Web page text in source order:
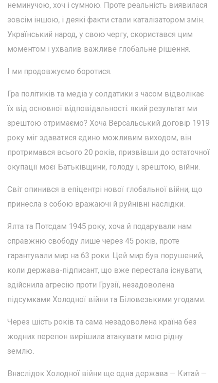
неминучою, хоч і сумною. Проте реальність виявилася
зовсім іншою, і деякі факти стали каталізатором змін.
Український народ, у свою чергу, скористався цим
моментом і ухвалив важливе глобальне рішення.
І ми продовжуємо боротися.
Гра політиків та медіа у солдатики з часом відволікає
їх від основної відповідальності: який результат ми
зрештою отримаємо? Хоча Версальський договір 1919
року міг здаватися єдино можливим виходом, він
протримався всього 20 років, призвівши до остаточної
окупації моєї Батьківщини, голоду і, зрештою, війни.
Світ опинився в епіцентрі нової глобальної війни, що
принесла з собою вражаючі й руйнівні наслідки.
Ялта та Потсдам 1945 року, хоча й подарували нам
справжню свободу лише через 45 років, проте
гарантували мир на 63 роки. Цей мир був порушений,
коли держава-підписант, що вже перестала існувати,
здійснила агресію проти Грузії, незадоволена
підсумками Холодної війни та Біловезькими угодами.
Через шість років та сама незадоволена країна без
жодних перепон вирішила атакувати мою рідну
землю.
Внаслідок Холодної війни ще одна держава — Китай —